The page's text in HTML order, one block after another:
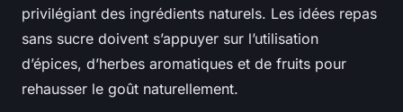
privilégiant des ingrédients naturels. Les idées repas
sans sucre doivent s’appuyer sur l’utilisation
d’épices, d’herbes aromatiques et de fruits pour
rehausser le goût naturellement.